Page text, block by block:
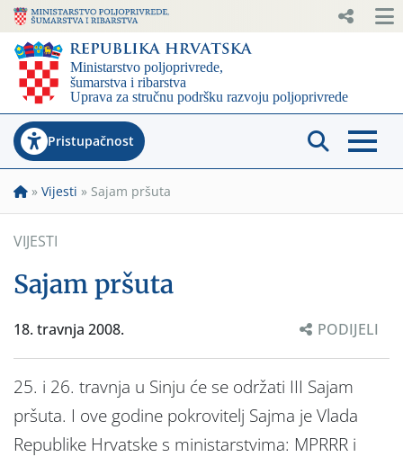
Pristupačnost
» Vijesti » Sajam pršuta
VIJESTI
Sajam pršuta
18. travnja 2008. PODIJELI
25. i 26. travnja u Sinju će se održati III Sajam
pršuta. I ove godine pokrovitelj Sajma je Vlada
Republike Hrvatske s ministarstvima: MPRRR i